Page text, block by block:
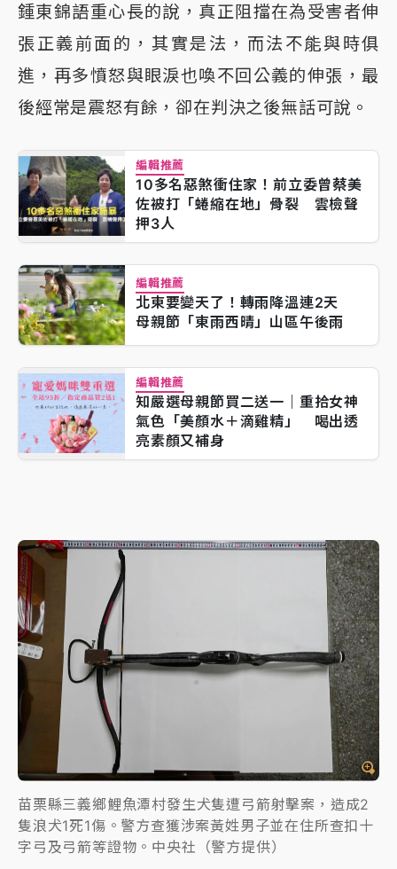
鍾東錦語重心長的說，真正阻擋在為受害者伸
張正義前面的，其實是法，而法不能與時俱
進，再多憤怒與眼淚也喚不回公義的伸張，最
後經常是震怒有餘，卻在判決之後無話可說。
編輯推薦
10多名惡煞衝住家！前立委曾蔡美
佐被打「蜷縮在地」骨裂 雲檢聲
押3人
編輯推薦
北東要變天了！轉雨降溫連2天
母親節「東雨西晴」山區午後雨
編輯推薦
知嚴選母親節買二送一｜重拾女神
氣色「美顏水＋滴雞精」 喝出透
亮素顏又補身
苗栗縣三義鄉鯉魚潭村發生犬隻遭弓箭射擊案，造成2
隻浪犬1死1傷。警方查獲涉案黃姓男子並在住所查扣十
字弓及弓箭等證物。中央社（警方提供）